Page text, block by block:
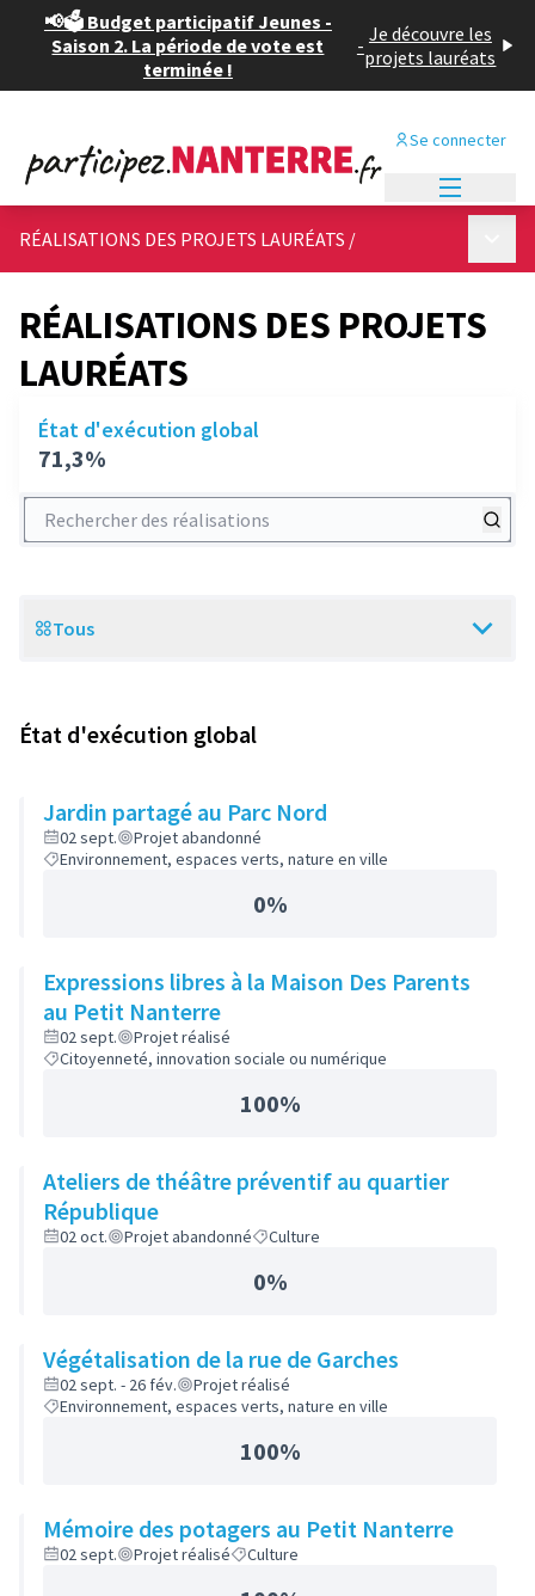
📢🗳️ Budget participatif Jeunes -
Saison 2. La période de vote est
terminée !
- Je découvre les
projets lauréats
Se connecter
RÉALISATIONS DES PROJETS LAURÉATS /
RÉALISATIONS DES PROJETS
LAURÉATS
État d'exécution global
71,3%
Rechercher des réalisations
Scope
Tous
État d'exécution global
Jardin partagé au Parc Nord
02 sept.
Projet abandonné
Environnement, espaces verts, nature en ville
0%
Expressions libres à la Maison Des Parents
au Petit Nanterre
02 sept.
Projet réalisé
Citoyenneté, innovation sociale ou numérique
100%
Ateliers de théâtre préventif au quartier
République
02 oct. Projet abandonné Culture
0%
Végétalisation de la rue de Garches
02 sept. - 26 fév.
Projet réalisé
Environnement, espaces verts, nature en ville
100%
Mémoire des potagers au Petit Nanterre
02 sept. Projet réalisé Culture